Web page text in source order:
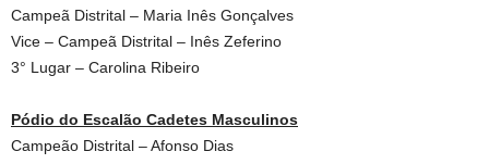
Campeã Distrital – Maria Inês Gonçalves
Vice – Campeã Distrital – Inês Zeferino
3° Lugar – Carolina Ribeiro
Pódio do Escalão Cadetes Masculinos
Campeão Distrital – Afonso Dias